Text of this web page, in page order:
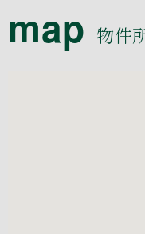
map 物件